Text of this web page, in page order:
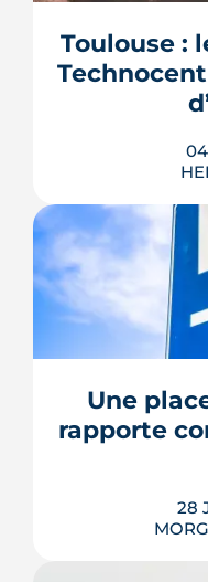
protégé, la
fortement le
repousse un
Toulouse :
Avenue
chantier de six
coulisses
Métropole.
chiffrages
Une
rapporte
28